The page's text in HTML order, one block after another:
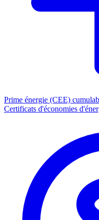
Prime énergie (CEE)
Certificats d'économies